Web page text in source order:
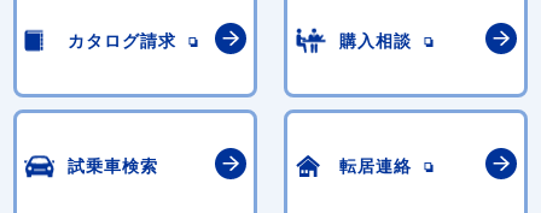
カタログ請求 購入相談
試乗車検索 転居連絡